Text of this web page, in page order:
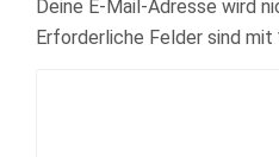
Deine E-Mail-Adresse wird
Erforderliche Felder sind mit